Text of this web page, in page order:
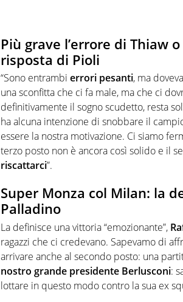
Più grave l’errore di Thiaw
risposta di Pioli
“Sono entrambi errori pesanti, ma
una sconfitta che ci fa male, ma che ci
definitivamente il sogno scudetto, resta
ha alcuna intenzione di snobbare il
essere la nostra motivazione. Ci siamo
terzo posto non è ancora così solido e il
riscattarci”.
Super Monza col Milan: la
Palladino
La definisce una vittoria “emozionante”,
ragazzi che ci credevano. Sapevamo di
arrivare anche al secondo posto: una
nostro grande presidente Berlusconi:
lottare in questo modo contro la sua ex